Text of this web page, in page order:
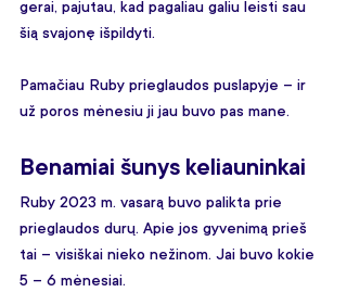
gerai, pajutau, kad pagaliau galiu leisti sau
šią svajonę išpildyti.
Pamačiau Ruby prieglaudos puslapyje – ir
už poros mėnesiu ji jau buvo pas mane.
Benamiai šunys keliauninkai
Ruby 2023 m. vasarą buvo palikta prie
prieglaudos durų. Apie jos gyvenimą prieš
tai – visiškai nieko nežinom. Jai buvo kokie
5 – 6 mėnesiai.